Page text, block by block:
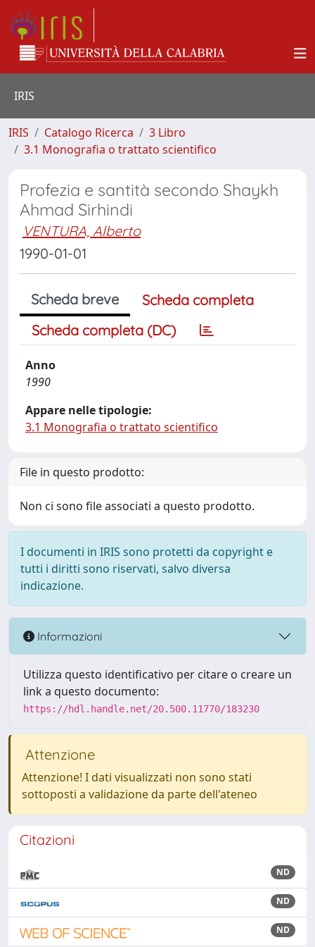
IRIS
IRIS Catalogo Ricerca
3 Libro
3.1 Monografia o trattato scientifico
Profezia e santità secondo Shaykh
Ahmad Sirhindi
VENTURA, Alberto
1990-01-01
Scheda breve
Scheda completa
Scheda completa (DC)
Anno
1990
Appare nelle tipologie:
3.1 Monografia o trattato scientifico
File in questo prodotto:
Non ci sono file associati a questo prodotto.
I documenti in IRIS sono protetti da copyright e
tutti i diritti sono riservati, salvo diversa
indicazione.
Informazioni
Utilizza questo identificativo per citare o creare un
link a questo documento:
https://hdl.handle.net/20.500.11770/183230
Attenzione
Attenzione! I dati visualizzati non sono stati
sottoposti a validazione da parte dell'ateneo
Citazioni
ND
ND
ND